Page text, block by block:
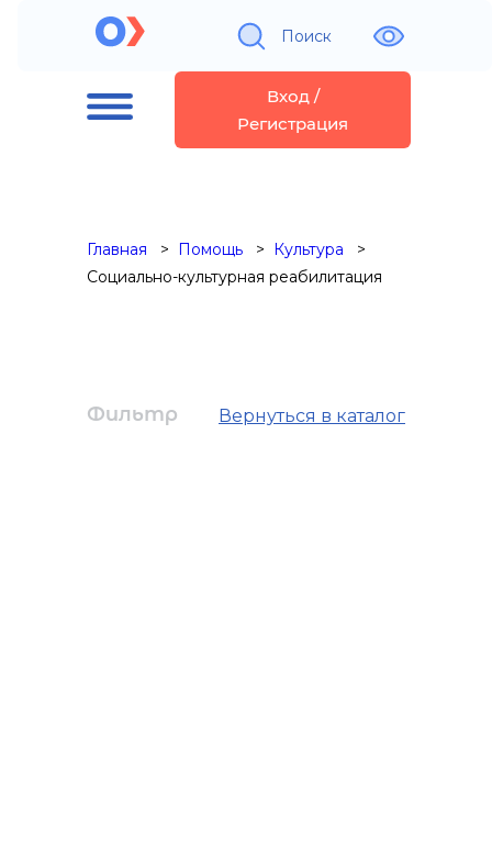
Поиск
Вход /
Регистрация
Главная Помощь
Культура
Социально-культурная реабилитация
Фильтр Вернуться в каталог